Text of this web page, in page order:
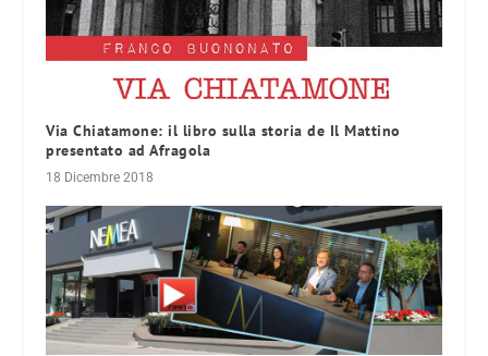
Via Chiatamone: il libro sulla storia de Il Mattino
presentato ad Afragola
18 Dicembre 2018